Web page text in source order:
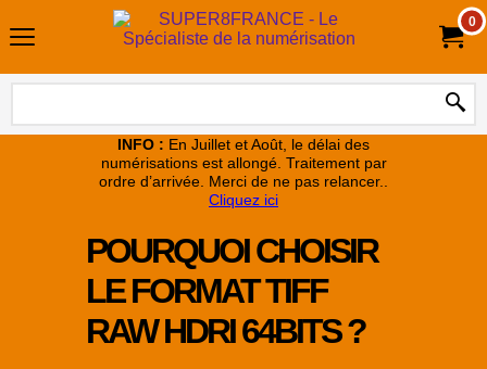
0
INFO : En Juillet et Août, le délai des
numérisations est allongé. Traitement par
ordre d’arrivée. Merci de ne pas relancer..
Cliquez ici
POURQUOI CHOISIR
LE FORMAT TIFF
RAW HDRI 64BITS ?